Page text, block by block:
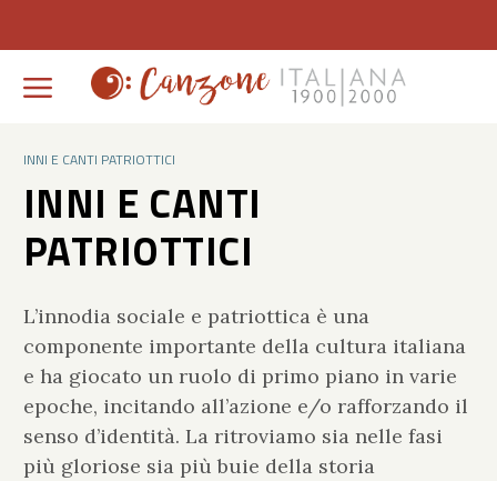
INNI E CANTI PATRIOTTICI
INNI E CANTI
PATRIOTTICI
L’innodia sociale e patriottica è una
componente importante della cultura italiana
e ha giocato un ruolo di primo piano in varie
epoche, incitando all’azione e/o rafforzando il
senso d’identità. La ritroviamo sia nelle fasi
più gloriose sia più buie della storia